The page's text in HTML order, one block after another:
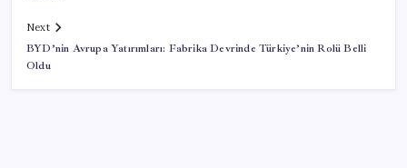
Next
BYD’nin Avrupa Yatırımları: Fabrika Devrinde Türkiye’nin Rolü Belli
Oldu